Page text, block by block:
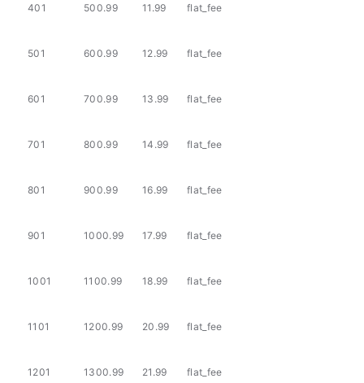
401 500.99 11.99 flat_fee
501 600.99 12.99 flat_fee
601 700.99 13.99 flat_fee
701 800.99 14.99 flat_fee
801 900.99 16.99 flat_fee
901 1000.99 17.99 flat_fee
1001 1100.99 18.99 flat_fee
1101 1200.99 20.99 flat_fee
1201 1300.99 21.99 flat_fee